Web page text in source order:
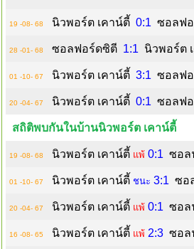
19 -08- 68 นิวพอร์ต เคาน์ตี้ 0:1 ซอลฟ
28 -01- 68 ซอลฟอร์ดซิตี 1:1 นิวพอร์ต
01 -10- 67 นิวพอร์ต เคาน์ตี้ 3:1 ซอลฟ
20 -04- 67 นิวพอร์ต เคาน์ตี้ 0:1 ซอลฟ
สถิติพบกันในบ้านนิวพอร์ต เคาน์ตี้
19 -08- 68 นิวพอร์ต เคาน์ตี้ แพ้ 0:1 ซอล
01 -10- 67 นิวพอร์ต เคาน์ตี้ ชนะ 3:1 ซอ
20 -04- 67 นิวพอร์ต เคาน์ตี้ แพ้ 0:1 ซอล
16 -08- 65 นิวพอร์ต เคาน์ตี้ แพ้ 2:3 ซอล